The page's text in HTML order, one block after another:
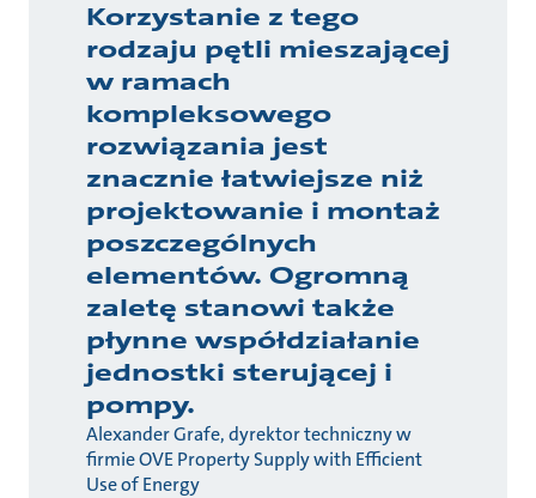
Korzystanie z tego
rodzaju pętli mieszającej
w ramach
kompleksowego
rozwiązania jest
znacznie łatwiejsze niż
projektowanie i montaż
poszczególnych
elementów. Ogromną
zaletę stanowi także
płynne współdziałanie
jednostki sterującej i
pompy.
Alexander Grafe, dyrektor techniczny w
firmie OVE Property Supply with Efficient
Use of Energy